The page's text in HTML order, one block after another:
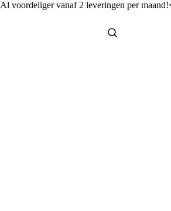
Al voordeliger vanaf 2 leveringen per maand!